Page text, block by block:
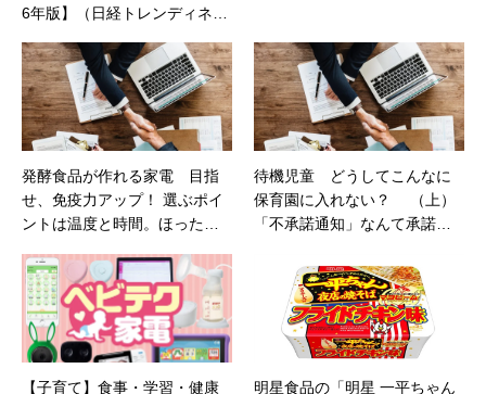
6年版】（日経トレンディネッ
発酵食品が作れる家電 目指
せ、免疫力アップ！ 選ぶポイ
ントは温度と時間。ほったら
のも！（日経DUAL）
待機児童 どうしてこんなに
保育園に入れない？ （上）
「不承諾通知」なんて承諾で
イベント。ニュージーランド
や北欧に「待機児童」の言葉
がないのはなぜ？（日経DUA
【子育て】食事・学習・健康
明星食品の「明星 一平ちゃん